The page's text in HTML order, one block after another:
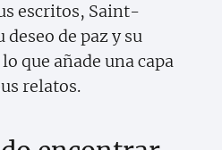
escritos, Saint-
de paz y su
que añade una capa
relatos.